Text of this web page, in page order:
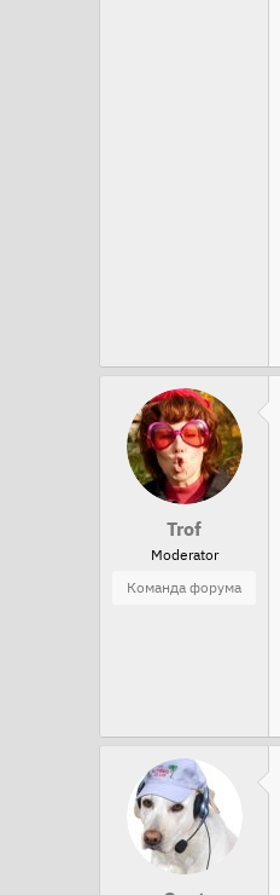
Trof
Moderator
Команда форума